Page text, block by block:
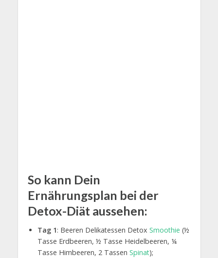
So kann Dein
Ernährungsplan bei der
Detox-Diät aussehen:
Tag 1: Beeren Delikatessen Detox Smoothie (½
Tasse Erdbeeren, ½ Tasse Heidelbeeren, ¼
Tasse Himbeeren, 2 Tassen Spinat);